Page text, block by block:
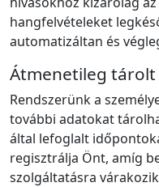
hangfelvételeket
automatizáltan és
Átmenetileg
Rendszerünk a
további adatokat
által lefoglalt
regisztrálja Önt, amíg
szolgáltatásra